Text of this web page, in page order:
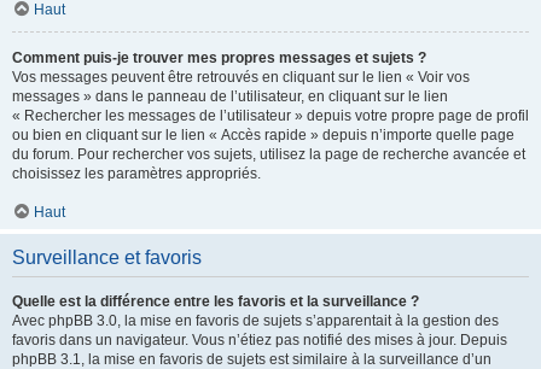
Haut
Comment puis-je trouver mes propres messages et sujets ?
Vos messages peuvent être retrouvés en cliquant sur le lien « Voir vos
messages » dans le panneau de l’utilisateur, en cliquant sur le lien
« Rechercher les messages de l’utilisateur » depuis votre propre page de profil
ou bien en cliquant sur le lien « Accès rapide » depuis n’importe quelle page
du forum. Pour rechercher vos sujets, utilisez la page de recherche avancée et
choisissez les paramètres appropriés.
Haut
Surveillance et favoris
Quelle est la différence entre les favoris et la surveillance ?
Avec phpBB 3.0, la mise en favoris de sujets s’apparentait à la gestion des
favoris dans un navigateur. Vous n’étiez pas notifié des mises à jour. Depuis
phpBB 3.1, la mise en favoris de sujets est similaire à la surveillance d’un